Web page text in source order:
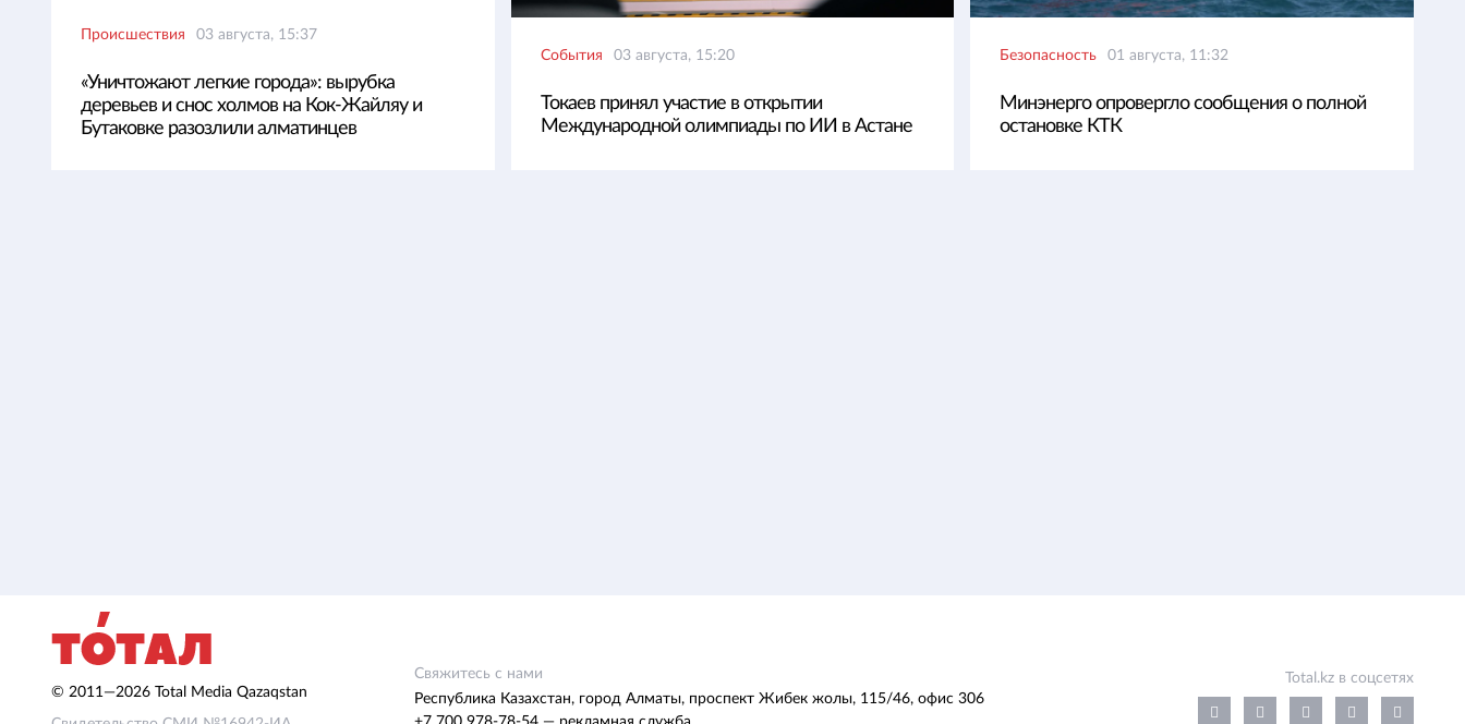
Происшествия 03 августа, 15:37
«Уничтожают легкие города»: вырубка
деревьев и снос холмов на Кок-Жайляу и
Бутаковке разозлили алматинцев
События 03 августа, 15:20
Токаев принял участие в открытии
Международной олимпиады по ИИ в Астане
Безопасность 01 августа, 11:32
Минэнерго опровергло сообщения о полной
остановке КТК
© 2011—2026 Total Media Qazaqstan
Свяжитесь с нами
Республика Казахстан, город Алматы, проспект Жибек жолы, 115/46, офис 306
Total.kz в соцсетях